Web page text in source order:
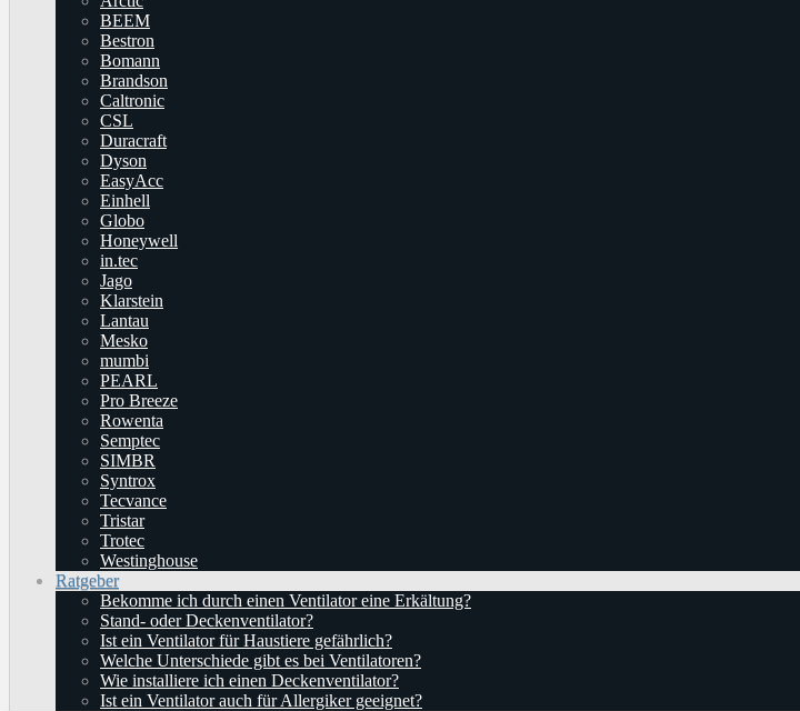
BEEM
Bestron
Bomann
Brandson
Caltronic
CSL
Duracraft
Dyson
EasyAcc
Einhell
Globo
Honeywell
in.tec
Jago
Klarstein
Lantau
Mesko
mumbi
PEARL
Pro Breeze
Rowenta
Semptec
SIMBR
Syntrox
Tecvance
Tristar
Trotec
Westinghouse
Ratgeber
Bekomme ich durch einen Ventilator eine Erkältung?
Stand- oder Deckenventilator?
Ist ein Ventilator für Haustiere gefährlich?
Welche Unterschiede gibt es bei Ventilatoren?
Wie installiere ich einen Deckenventilator?
Ist ein Ventilator auch für Allergiker geeignet?